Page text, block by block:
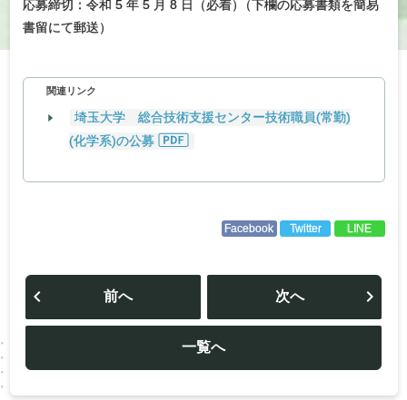
応募締切：令和 5 年 5 月 8 日（必着）
（下欄の応募書類を簡易
書留にて郵送）
関連リンク
埼玉大学 総合技術支援センター技術職員(常勤)
(化学系)の公募
Facebook Twitter LINE
投
ビ
ー
シ
ョ
前へ
一覧へ
次へ